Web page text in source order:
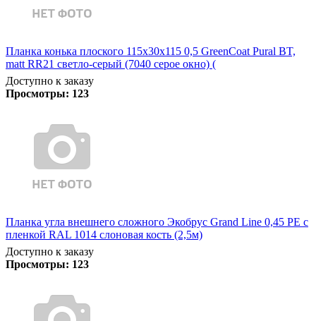
Планка конька плоского 115х30х115 0,5 GreenCoat Pural BT,
matt RR21 светло-серый (7040 серое окно) (
Доступно к заказу
Просмотры: 123
Планка угла внешнего сложного Экобрус Grand Line 0,45 PE с
пленкой RAL 1014 слоновая кость (2,5м)
Доступно к заказу
Просмотры: 123